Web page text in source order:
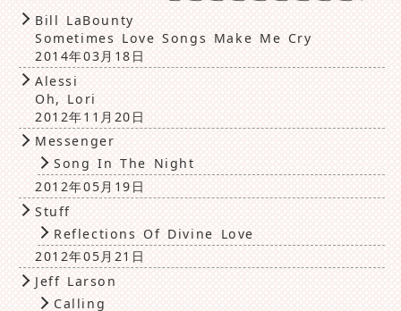
Bill LaBounty
Sometimes Love Songs Make Me Cry
2014年03月18日
Alessi
Oh, Lori
2012年11月20日
Messenger
Song In The Night
2012年05月19日
Stuff
Reflections Of Divine Love
2012年05月21日
Jeff Larson
Calling